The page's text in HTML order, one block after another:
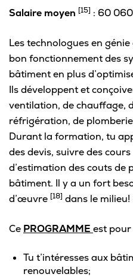
Salaire moyen [15] : 60
Les technologues en
bon fonctionnement des
bâtiment en plus
Ils développent et
ventilation, de chauffage,
réfrigération, de
Durant la formation, tu
des devis, suivre des
d’estimation des couts de
bâtiment. Il y a un fort
d’œuvre [18] dans le milieu!
Ce PROGRAMME est pour
Tu t’intéresses aux
renouvelables;